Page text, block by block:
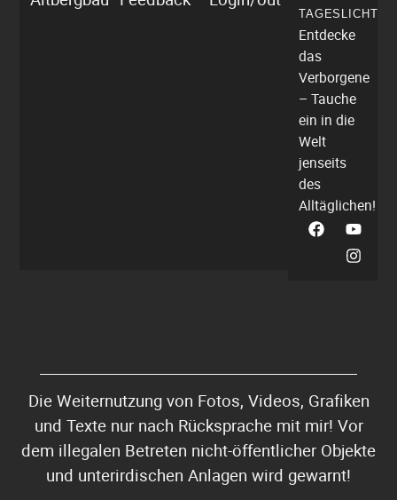
TAGESLICHT
Entdecke
das
Verborgene
– Tauche
ein in die
Welt
jenseits
des
Alltäglichen!
Die Weiternutzung von Fotos, Videos, Grafiken
und Texte nur nach Rücksprache mit mir! Vor
dem illegalen Betreten nicht-öffentlicher Objekte
und unterirdischen Anlagen wird gewarnt!